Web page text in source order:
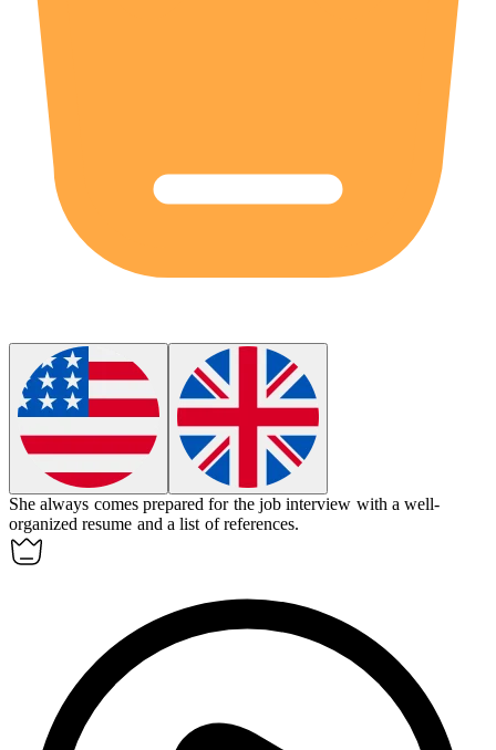
She always comes prepared for the job interview with a well-
organized resume and a list of references.